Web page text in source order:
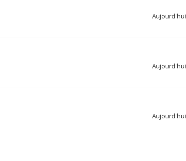
Aujourd'hui
Aujourd'hui
Aujourd'hui